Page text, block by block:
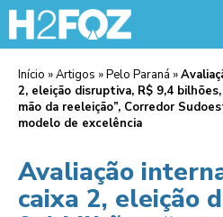
Início »Artigos »Pelo Paraná »
2, eleição disruptiva, R$ 9,4 bilhões,
mão da reeleição”, Corredor
modelo de excelência
Avaliação
caixa 2, eleição